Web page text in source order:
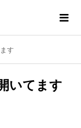
す
いてます